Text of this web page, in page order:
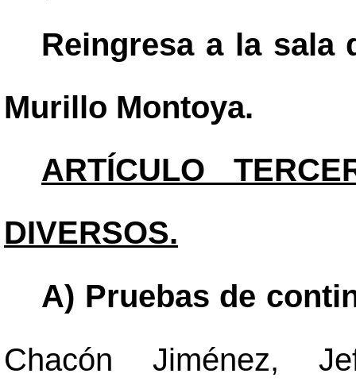
Reingresa a la sala
Murillo Montoya.
ARTÍCULO
DIVERSOS.
A) Pruebas de
Chacón Jiménez,